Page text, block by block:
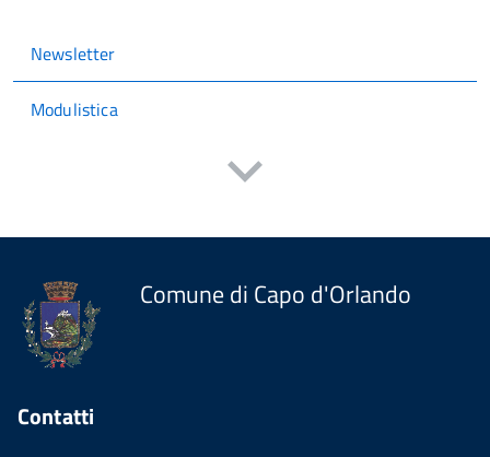
Newsletter
Modulistica
Comune di Capo d'Orlando
Contatti